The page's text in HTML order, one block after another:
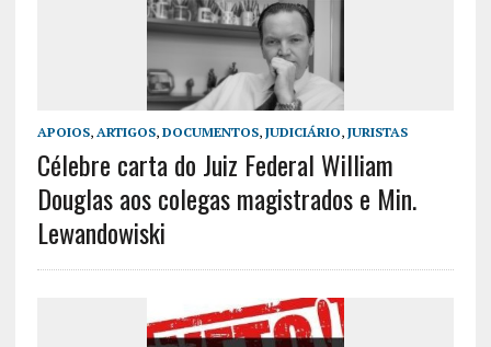
APOIOS, ARTIGOS, DOCUMENTOS, JUDICIÁRIO, JURISTAS
Célebre carta do Juiz Federal William
Douglas aos colegas magistrados e Min.
Lewandowiski